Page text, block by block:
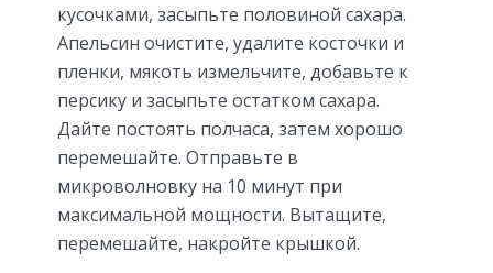
кусочками, засыпьте половиной сахара.
Апельсин очистите, удалите косточки и
пленки, мякоть измельчите, добавьте к
персику и засыпьте остатком сахара.
Дайте постоять полчаса, затем хорошо
перемешайте. Отправьте в
микроволновку на 10 минут при
максимальной мощности. Вытащите,
перемешайте, накройте крышкой.